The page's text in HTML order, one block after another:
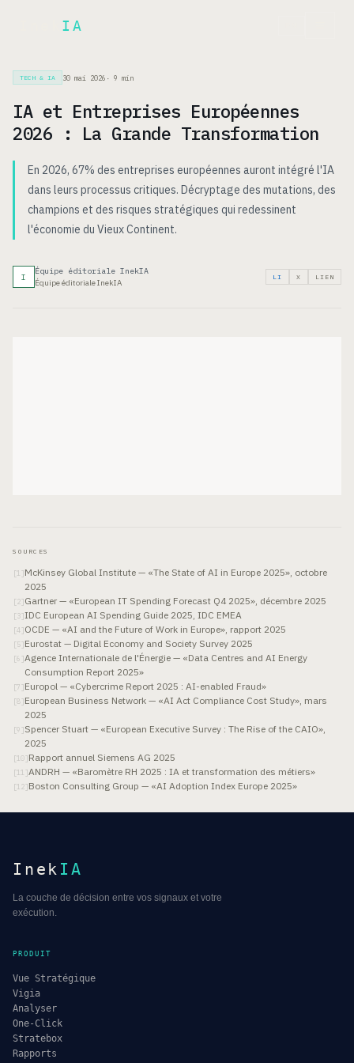
IA
TECH & IA 30 mai 2026 · 9 min
IA et Entreprises Européennes
2026 : La Grande Transformation
En 2026, 67% des entreprises européennes auront intégré l'IA
dans leurs processus critiques. Décryptage des mutations, des
champions et des risques stratégiques qui redessinent
l'économie du Vieux Continent.
I
Équipe éditoriale InekIA
Équipe éditoriale InekIA
LI X LIEN
SOURCES
[1 ]McKinsey Global Institute — «The State of AI in Europe 2025», octobre
2025
[2]Gartner — «European IT Spending Forecast Q4 2025», décembre 2025
[ 3]IDC European AI Spending Guide 2025, IDC EMEA
[4 ]OCDE — «AI and the Future of Work in Europe», rapport 2025
[5]Eurostat — Digital Economy and Society Survey 2025
[6 ]Agence Internationale de l'Énergie — «Data Centres and AI Energy
Consumption Report 2025»
[7 ]Europol — «Cybercrime Report 2025 : AI-enabled Fraud»
[8]European Business Network — «AI Act Compliance Cost Study», mars
2025
[9 ]Spencer Stuart — «European Executive Survey : The Rise of the CAIO»,
2025
[10]Rapport annuel Siemens AG 2025
[11 ]ANDRH — «Baromètre RH 2025 : IA et transformation des métiers»
[12]Boston Consulting Group — «AI Adoption Index Europe 2025»
Inek IA
La couche de décision entre vos signaux et votre
exécution.
PRODUIT
Vue Stratégique
Vigia
Analyser
One-Click
Stratebox
Rapports